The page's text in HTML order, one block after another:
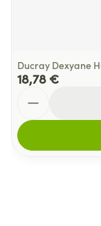
Ducray Dexyane
18,78 €